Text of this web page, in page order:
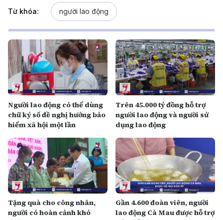
Từ khóa: người lao động
Người lao động có thể dùng
chữ ký số đề nghị hưởng bảo
hiểm xã hội một lần
Trên 45.000 tỷ đồng hỗ trợ
người lao động và người sử
dụng lao động
Tặng quà cho công nhân,
người có hoàn cảnh khó
Gần 4.600 đoàn viên, người
lao động Cà Mau được hỗ trợ